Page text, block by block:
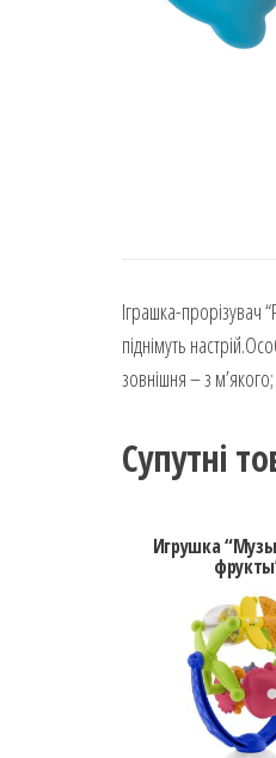
Іграшка-прорізувач
піднімуть
зовнішня – з
Супутні
Игрушка